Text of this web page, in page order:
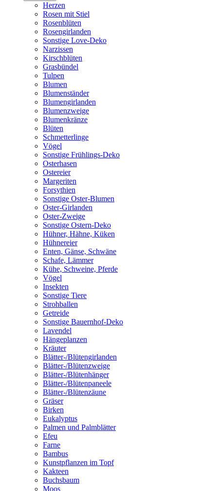
Herzen
Rosen mit Stiel
Rosenblüten
Rosengirlanden
Sonstige Love-Deko
Narzissen
Kirschblüten
Grasbündel
Tulpen
Blumen
Blumenständer
Blumengirlanden
Blumenzweige
Blumenkränze
Blüten
Schmetterlinge
Vögel
Sonstige Frühlings-Deko
Osterhasen
Ostereier
Margeriten
Forsythien
Sonstige Oster-Blumen
Oster-Girlanden
Oster-Zweige
Sonstige Ostern-Deko
Hühner, Hähne, Küken
Hühnereier
Enten, Gänse, Schwäne
Schafe, Lämmer
Kühe, Schweine, Pferde
Vögel
Insekten
Sonstige Tiere
Strohballen
Getreide
Sonstige Bauernhof-Deko
Lavendel
Hängeplanzen
Kräuter
Blätter-/Blütengirlanden
Blätter-/Blütenzweige
Blätter-/Blütenhänger
Blätter-/Blütenpaneele
Blätter-/Blütenzäune
Gräser
Birken
Eukalyptus
Palmen und Palmblätter
Efeu
Farne
Bambus
Kunstpflanzen im Topf
Kakteen
Buchsbaum
Moos